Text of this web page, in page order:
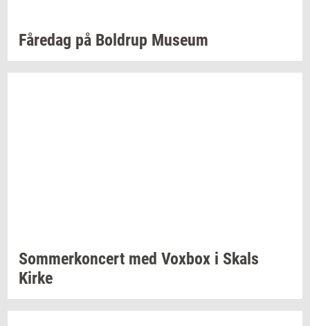
Få­re­dag på Bol­d­rup Mu­se­um
Som­mer­kon­cert med Vox­box i Skals
Kirke